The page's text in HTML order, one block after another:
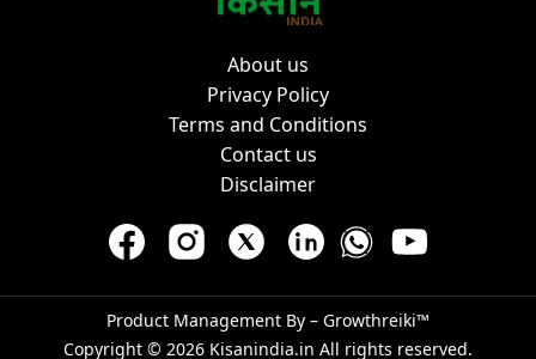
About us
Privacy Policy
Terms and Conditions
Contact us
Disclaimer
Product Management By – Growthreiki™
Copyright © 2026 Kisanindia.in All rights reserved.